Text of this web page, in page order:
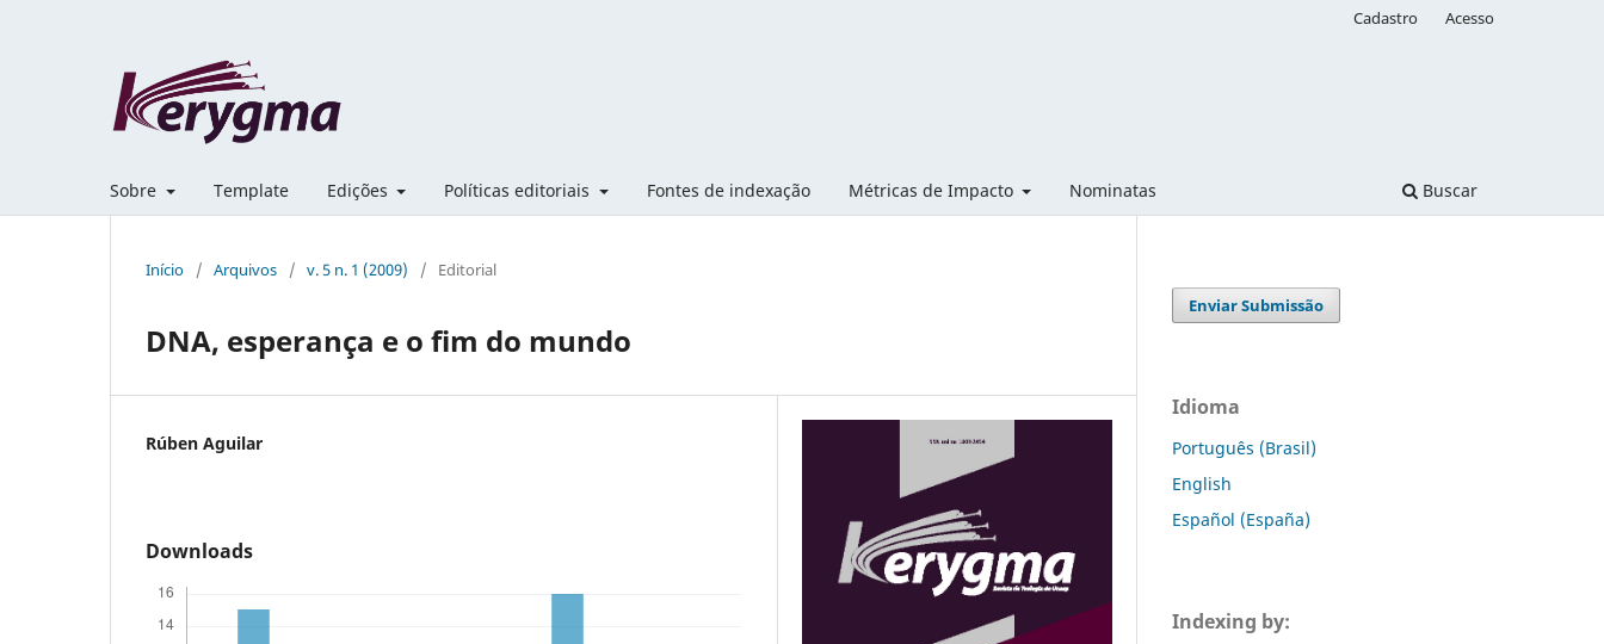
Sobre Template Edições Políticas editoriais Fontes de indexação Métricas de Impacto Nominatas Buscar
Cadastro Acesso
Início / Arquivos / v. 5 n. 1 (2009) / Editorial
DNA, esperança e o fim do mundo
Rúben Aguilar
Downloads
Enviar Submissão
Idioma
Português (Brasil)
English
Español (España)
Indexing by: